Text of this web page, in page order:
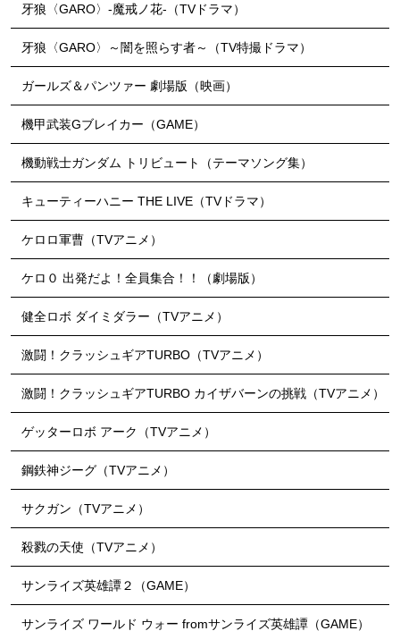
牙狼〈GARO〉-魔戒ノ花-（TVドラマ）
牙狼〈GARO〉～闇を照らす者～（TV特撮ドラマ）
ガールズ＆パンツァー 劇場版（映画）
機甲武装Gブレイカー（GAME）
機動戦士ガンダム トリビュート（テーマソング集）
キューティーハニー THE LIVE（TVドラマ）
ケロロ軍曹（TVアニメ）
ケロ０ 出発だよ！全員集合！！（劇場版）
健全ロボ ダイミダラー（TVアニメ）
激闘！クラッシュギアTURBO（TVアニメ）
激闘！クラッシュギアTURBO カイザバーンの挑戦（TVアニメ）
ゲッターロボ アーク（TVアニメ）
鋼鉄神ジーグ（TVアニメ）
サクガン（TVアニメ）
殺戮の天使（TVアニメ）
サンライズ英雄譚２（GAME）
サンライズ ワールド ウォー fromサンライズ英雄譚（GAME）